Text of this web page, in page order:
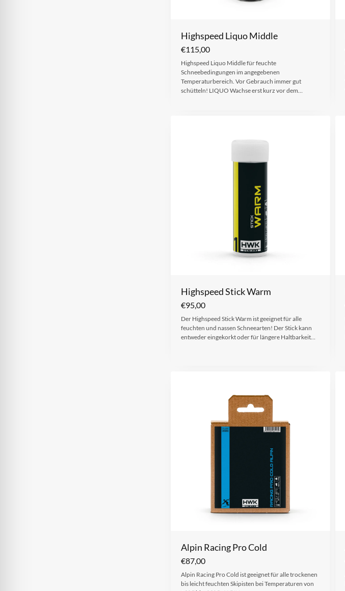
Highspeed Liquo Middle
€115,00
Highspeed Liquo Middle für feuchte
Schneebedingungen im angegebenen
Temperaturbereich. Vor Gebrauch immer gut
schütteln! LIQUO Wachse erst kurz vor dem…
Highspeed Stick Warm
€95,00
Der Highspeed Stick Warm ist geeignet für alle
feuchten und nassen Schneearten! Der Stick kann
entweder eingekorkt oder für längere Haltbarkeit…
Alpin Racing Pro Cold
€87,00
Alpin Racing Pro Cold ist geeignet für alle trockenen
bis leicht feuchten Skipisten bei Temperaturen von